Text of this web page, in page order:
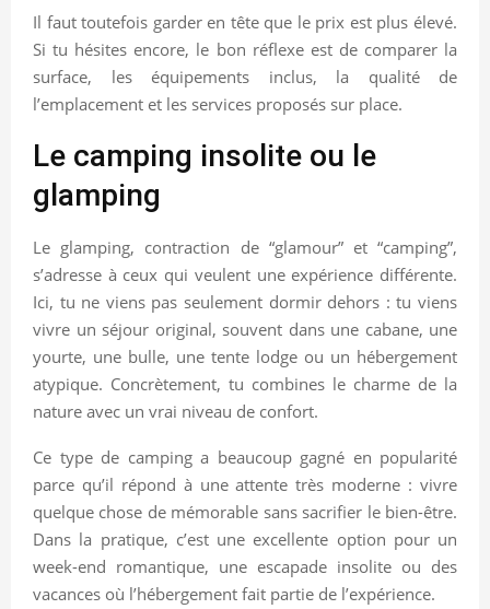
Il faut toutefois garder en tête que le prix est plus élevé.
Si tu hésites encore, le bon réflexe est de comparer la
surface, les équipements inclus, la qualité de
l’emplacement et les services proposés sur place.
Le camping insolite ou le
glamping
Le glamping, contraction de “glamour” et “camping”,
s’adresse à ceux qui veulent une expérience différente.
Ici, tu ne viens pas seulement dormir dehors : tu viens
vivre un séjour original, souvent dans une cabane, une
yourte, une bulle, une tente lodge ou un hébergement
atypique. Concrètement, tu combines le charme de la
nature avec un vrai niveau de confort.
Ce type de camping a beaucoup gagné en popularité
parce qu’il répond à une attente très moderne : vivre
quelque chose de mémorable sans sacrifier le bien-être.
Dans la pratique, c’est une excellente option pour un
week-end romantique, une escapade insolite ou des
vacances où l’hébergement fait partie de l’expérience.